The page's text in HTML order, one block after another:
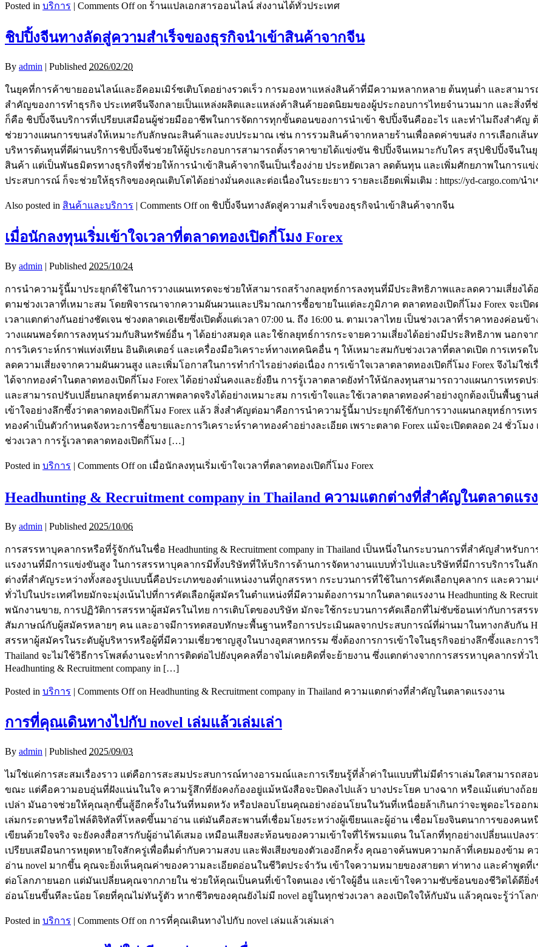
Posted in บริการ | Comments Offon ร้านแปลเอกสารออนไลน์ ส่งงานได้ทั่วประเทศ
ชิปปิ้งจีนทางลัดสู่ความสำเร็จของธุรกิจนำเข้าสินค้าจากจีน
By admin | Published 2026/02/20
ในยุคที่การค้าขายออนไลน์และอีคอมเมิร์ซเติบโตอย่างรวดเร็ว การมองหาแหล่งสินค้าที่มีความหลากหลาย ต้นทุนต่ำ และสามาร
สำคัญของการทำธุรกิจ ประเทศจีนจึงกลายเป็นแหล่งผลิตและแหล่งค้าสินค้ายอดนิยมของผู้ประกอบการไทยจำนวนมาก และสิ่งที่
ก็คือ ชิปปิ้งจีนบริการที่เปรียบเสมือนผู้ช่วยมืออาชีพในการจัดการทุกขั้นตอนของการนำเข้า ชิปปิ้งจีนคืออะไร และทำไมถึงสำคั
ช่วยวางแผนการขนส่งให้เหมาะกับลักษณะสินค้าและงบประมาณ เช่น การรวมสินค้าจากหลายร้านเพื่อลดค่าขนส่ง การเลือกเส้
บริหารต้นทุนที่ดีผ่านบริการชิปปิ้งจีนช่วยให้ผู้ประกอบการสามารถตั้งราคาขายได้แข่งขัน ชิปปิ้งจีนเหมาะกับใคร สรุปชิปปิ้งจีนใน
สินค้า แต่เป็นพันธมิตรทางธุรกิจที่ช่วยให้การนำเข้าสินค้าจากจีนเป็นเรื่องง่าย ประหยัดเวลา ลดต้นทุน และเพิ่มศักยภาพในการ
ประสบการณ์ ก็จะช่วยให้ธุรกิจของคุณเติบโตได้อย่างมั่นคงและต่อเนื่องในระยะยาว รายละเอียดเพิ่มเติม : https://yd-cargo.com/นำ
Also posted in สินค้าและบริการ | Comments Offon ชิปปิ้งจีนทางลัดสู่ความสำเร็จของธุรกิจนำเข้าสินค้าจากจีน
เมื่อนักลงทุนเริ่มเข้าใจเวลาที่ตลาดทองเปิดกี่โมง Forex
By admin | Published 2025/10/24
การนำความรู้นี้มาประยุกต์ใช้ในการวางแผนเทรดจะช่วยให้สามารถสร้างกลยุทธ์การลงทุนที่มีประสิทธิภาพและลดความเสี่ยงไ
ตามช่วงเวลาที่เหมาะสม โดยพิจารณาจากความผันผวนและปริมาณการซื้อขายในแต่ละภูมิภาค ตลาดทองเปิดกี่โมง Forex จะเปิ
เวลาแตกต่างกันอย่างชัดเจน ช่วงตลาดเอเชียซึ่งเปิดตั้งแต่เวลา 07:00 น. ถึง 16:00 น. ตามเวลาไทย เป็นช่วงเวลาที่ราคาทองค่อน
วางแผนพอร์ตการลงทุนร่วมกับสินทรัพย์อื่น ๆ ได้อย่างสมดุล และใช้กลยุทธ์การกระจายความเสี่ยงได้อย่างมีประสิทธิภาพ นอกจ
การวิเคราะห์กราฟแท่งเทียน อินดิเคเตอร์ และเครื่องมือวิเคราะห์ทางเทคนิคอื่น ๆ ให้เหมาะสมกับช่วงเวลาที่ตลาดเปิด การเทร
ลดความเสี่ยงจากความผันผวนสูง และเพิ่มโอกาสในการทำกำไรอย่างต่อเนื่อง การเข้าใจเวลาตลาดทองเปิดกี่โมง Forex จึงไม่
ได้จากทองคำในตลาดทองเปิดกี่โมง Forex ได้อย่างมั่นคงและยั่งยืน การรู้เวลาตลาดยังทำให้นักลงทุนสามารถวางแผนการเทรด
และสามารถปรับเปลี่ยนกลยุทธ์ตามสภาพตลาดจริงได้อย่างเหมาะสม การเข้าใจและใช้เวลาตลาดทองคำอย่างถูกต้องเป็นพื้นฐ
เข้าใจอย่างลึกซึ้งว่าตลาดทองเปิดกี่โมง Forex แล้ว สิ่งสำคัญต่อมาคือการนำความรู้นี้มาประยุกต์ใช้กับการวางแผนกลยุทธ์การเ
ทองคำเป็นตัวกำหนดจังหวะการซื้อขายและการวิเคราะห์ราคาทองคำอย่างละเอียด เพราะตลาด Forex แม้จะเปิดตลอด 24 ชั่วโ
ช่วงเวลา การรู้เวลาตลาดทองเปิดกี่โมง […]
Posted in บริการ | Comments Offon เมื่อนักลงทุนเริ่มเข้าใจเวลาที่ตลาดทองเปิดกี่โมง Forex
Headhunting & Recruitment company in Thailand ความแตกต่างที่สำคัญในตลาดแร
By admin | Published 2025/10/06
การสรรหาบุคลากรหรือที่รู้จักกันในชื่อ Headhunting & Recruitment company in Thailand เป็นหนึ่งในกระบวนการที่สำคัญสำหรับ
แรงงานที่มีการแข่งขันสูง ในการสรรหาบุคลากรมีทั้งบริษัทที่ให้บริการด้านการจัดหางานแบบทั่วไปและบริษัทที่มีการบริการในลักษณ
ต่างที่สำคัญระหว่างทั้งสองรูปแบบนี้คือประเภทของตำแหน่งงานที่ถูกสรรหา กระบวนการที่ใช้ในการคัดเลือกบุคลากร และควา
ทั่วไปในประเทศไทยมักจะมุ่งเน้นไปที่การคัดเลือกผู้สมัครในตำแหน่งที่มีความต้องการมากในตลาดแรงงาน Headhunting &
พนักงานขาย, การปฏิวัติการสรรหาผู้สมัครในไทย การเติบโตของบริษัท มักจะใช้กระบวนการคัดเลือกที่ไม่ซับซ้อนเท่ากับการสร
สัมภาษณ์กับผู้สมัครหลายๆ คน และอาจมีการทดสอบทักษะพื้นฐานหรือการประเมินผลจากประสบการณ์ที่ผ่านมาในทางกลับกัน
สรรหาผู้สมัครในระดับผู้บริหารหรือผู้ที่มีความเชี่ยวชาญสูงในบางอุตสาหกรรม ซึ่งต้องการการเข้าใจในธุรกิจอย่างลึกซึ้งและการวิเ
Thailand จะไม่ใช้วิธีการโพสต์งานจะทำการติดต่อไปยังบุคคลที่อาจไม่เคยคิดที่จะย้ายงาน ซึ่งแตกต่างจากการสรรหาบุคลากรทั่
Headhunting & Recruitment company in […]
Posted in บริการ | Comments Offon Headhunting & Recruitment company in Thailand ความแตกต่างที่สำคัญในตลาดแรงงาน
การที่คุณเดินทางไปกับ novel เล่มแล้วเล่มเล่า
By admin | Published 2025/09/03
ไม่ใช่แค่การสะสมเรื่องราว แต่คือการสะสมประสบการณ์ทางอารมณ์และการเรียนรู้ที่ล้ำค่าในแบบที่ไม่มีตำราเล่มใดสามารถส
ขณะ แต่คือความอบอุ่นที่ฝังแน่นในใจ ความรู้สึกที่ยังคงก้องอยู่แม้หนังสือจะปิดลงไปแล้ว บางประโยค บางฉาก หรือแม้แต่บางถ้อ
เปล่า มันอาจช่วยให้คุณลุกขึ้นสู้อีกครั้งในวันที่หมดหวัง หรือปลอบโยนคุณอย่างอ่อนโยนในวันที่เหนื่อยล้าเกินกว่าจะพูดอะไรออก
เล่มกระดาษหรือไฟล์ดิจิทัลที่โหลดขึ้นมาอ่าน แต่มันคือสะพานที่เชื่อมโยงระหว่างผู้เขียนและผู้อ่าน เชื่อมโยงจินตนาการของคนห
เขียนด้วยใจจริง จะยังคงสื่อสารกับผู้อ่านได้เสมอ เหมือนเสียงสะท้อนของความเข้าใจที่ไร้พรมแดน ในโลกที่ทุกอย่างเปลี่ยนแปลง
เปรียบเสมือนการหยุดหายใจสักครู่เพื่อดื่มด่ำกับความสงบ และฟังเสียงของตัวเองอีกครั้ง คุณอาจค้นพบความกล้าที่เคยมองข้า
อ่าน novel มากขึ้น คุณจะยิ่งเห็นคุณค่าของความละเอียดอ่อนในชีวิตประจำวัน เข้าใจความหมายของสายตา ท่าทาง และคำพูดที่
ต่อโลกภายนอก แต่มันเปลี่ยนคุณจากภายใน ช่วยให้คุณเป็นคนที่เข้าใจตนเอง เข้าใจผู้อื่น และเข้าใจความซับซ้อนของชีวิตได้ดี
อ่อนโยนขึ้นทีละน้อย โดยที่คุณไม่ทันรู้ตัว หากชีวิตของคุณยังไม่มี novel อยู่ในทุกช่วงเวลา ลองเปิดใจให้กับมัน แล้วคุณจะรู้ว่าโล
Posted in บริการ | Comments Offon การที่คุณเดินทางไปกับ novel เล่มแล้วเล่มเล่า